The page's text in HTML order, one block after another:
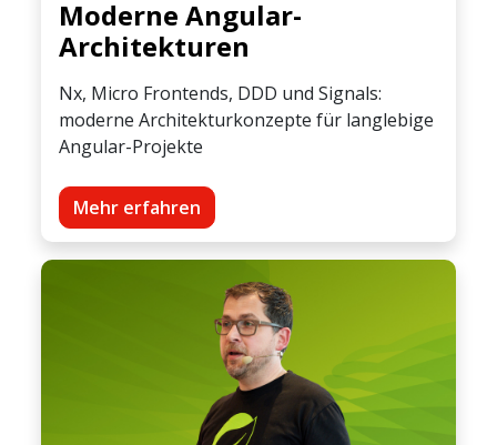
Moderne Angular-
Architekturen
Nx, Micro Frontends, DDD und Signals:
moderne Architekturkonzepte für langlebige
Angular-Projekte
Mehr erfahren